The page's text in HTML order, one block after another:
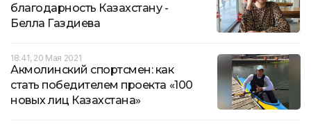
благодарность Казахстану -
Белла Газдиева
18:41, 20 Мая 2021
Акмолинский спортсмен: как
стать победителем проекта «100
новых лиц Казахстана»